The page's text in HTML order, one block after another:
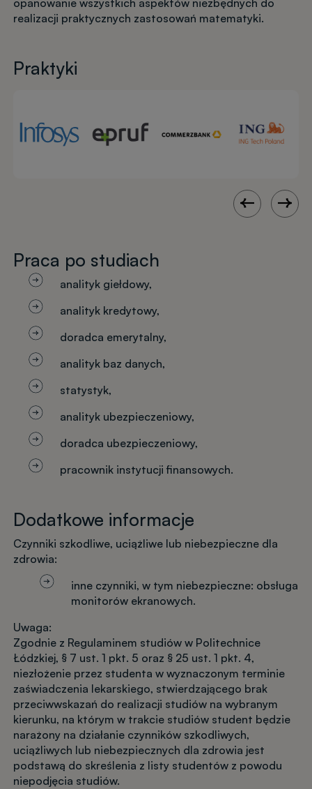
opanowanie wszystkich aspektów niezbędnych do
realizacji praktycznych zastosowań matematyki.
Praktyki
Praca po studiach
analityk giełdowy,
analityk kredytowy,
doradca emerytalny,
analityk baz danych,
statystyk,
analityk ubezpieczeniowy,
doradca ubezpieczeniowy,
pracownik instytucji finansowych.
Dodatkowe informacje
Czynniki szkodliwe, uciążliwe lub niebezpieczne dla
zdrowia:
inne czynniki, w tym niebezpieczne: obsługa
monitorów ekranowych.
Uwaga:
Zgodnie z Regulaminem studiów w Politechnice
Łódzkiej, § 7 ust. 1 pkt. 5 oraz § 25 ust. 1 pkt. 4,
niezłożenie przez studenta w wyznaczonym terminie
zaświadczenia lekarskiego, stwierdzającego brak
przeciwwskazań do realizacji studiów na wybranym
kierunku, na którym w trakcie studiów student będzie
narażony na działanie czynników szkodliwych,
uciążliwych lub niebezpiecznych dla zdrowia jest
podstawą do skreślenia z listy studentów z powodu
niepodjęcia studiów.